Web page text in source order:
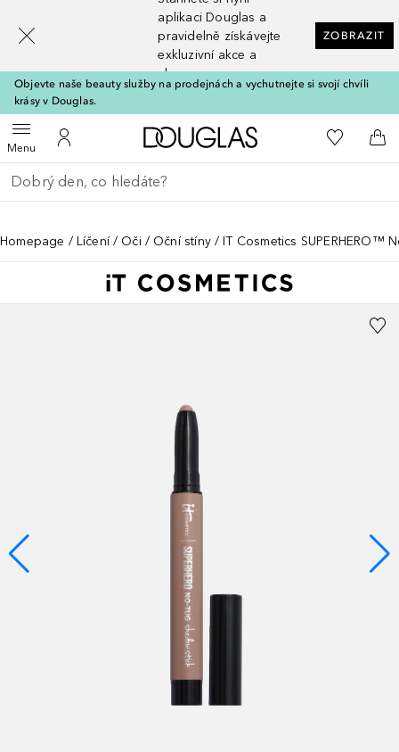
aplikaci Douglas a
pravidelně získávejte
exkluzivní akce a
slevy
ZOBRAZIT
Objevte naše beauty služby na prodejnách a vychutnejte si svojí chvíli
krásy v Douglas.
MenuOtevřít menuK mému účtu
Domů K mému
Do
Vraťte se
Proveďte vyhledávání
Homepage Líčení Oči Oční stíny IT Cosmetics SUPERHERO™
[navigation.slideout.screenreader]